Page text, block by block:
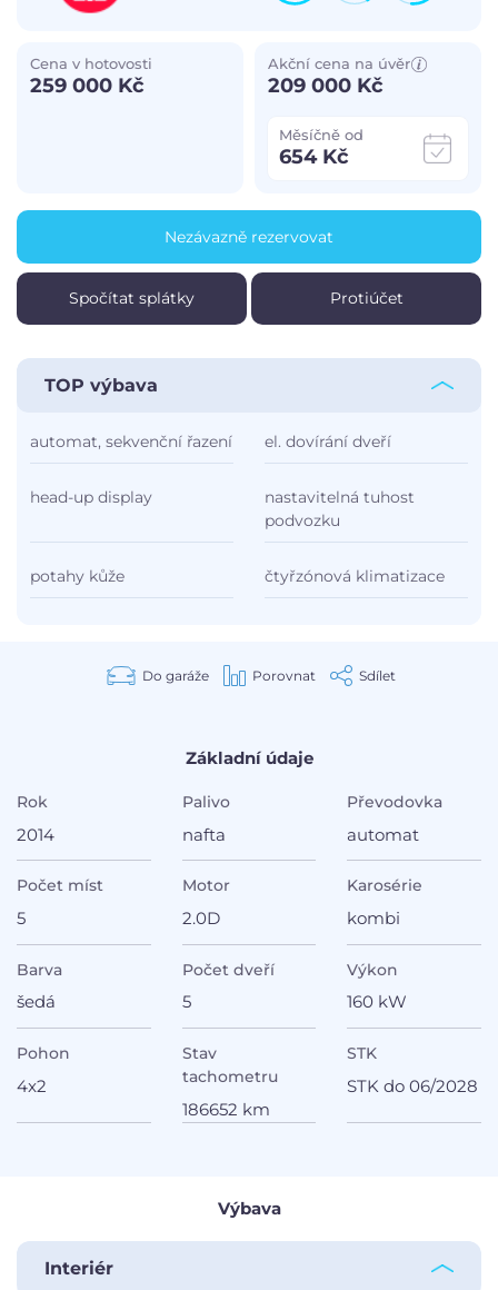
Měsíčně od
654 Kč
Akční cena na úvěr
209 000 Kč
Cena v hotovosti
259 000 Kč
Spočítat splátky Protiúčet
Nezávazně rezervovat
TOP výbava
automat, sekvenční řazení el. dovírání dveří
head-up display
nastavitelná tuhost
podvozku
potahy kůže čtyřzónová klimatizace
Do garáže Porovnat Sdílet
Základní údaje
Rok
2014
Palivo
nafta
Převodovka
automat
Počet míst
5
Motor
2.0D
Karosérie
kombi
Barva
šedá
Počet dveří
5
Výkon
160 kW
Pohon
4x2
Stav
tachometru
186652 km
STK
STK do 06/2028
Výbava
Interiér